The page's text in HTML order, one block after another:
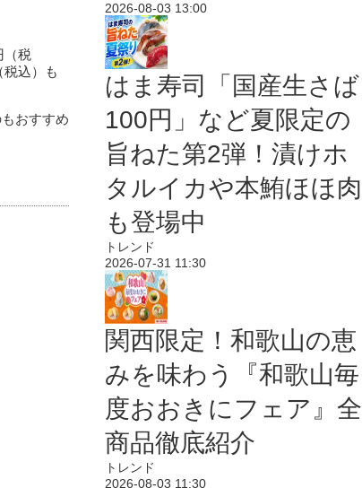
（税
込）も
おすすめ
2026-08-03 13:00
はま寿司「国産生さば
100円」など夏限定の
旨ねた第2弾！漬けホ
タルイカや本鮪ほほ肉
も登場中
トレンド
2026-07-31 11:30
関西限定！和歌山の恵
みを味わう『和歌山毎
度おおきにフェア』全
商品徹底紹介
トレンド
2026-08-03 11:30